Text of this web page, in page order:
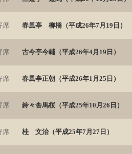
席 春風亭 柳橋（平成26年7月19日）
席 古今亭今輔（平成26年4月19日）
席 春風亭正朝（平成26年1月25日）
席 鈴々舎馬桜（平成25年10月26日）
席 桂 文治（平成25年7月27日）